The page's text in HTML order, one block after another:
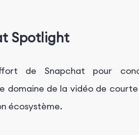
Spotlight
de Snapchat pour
domaine de la vidéo de
écosystème.